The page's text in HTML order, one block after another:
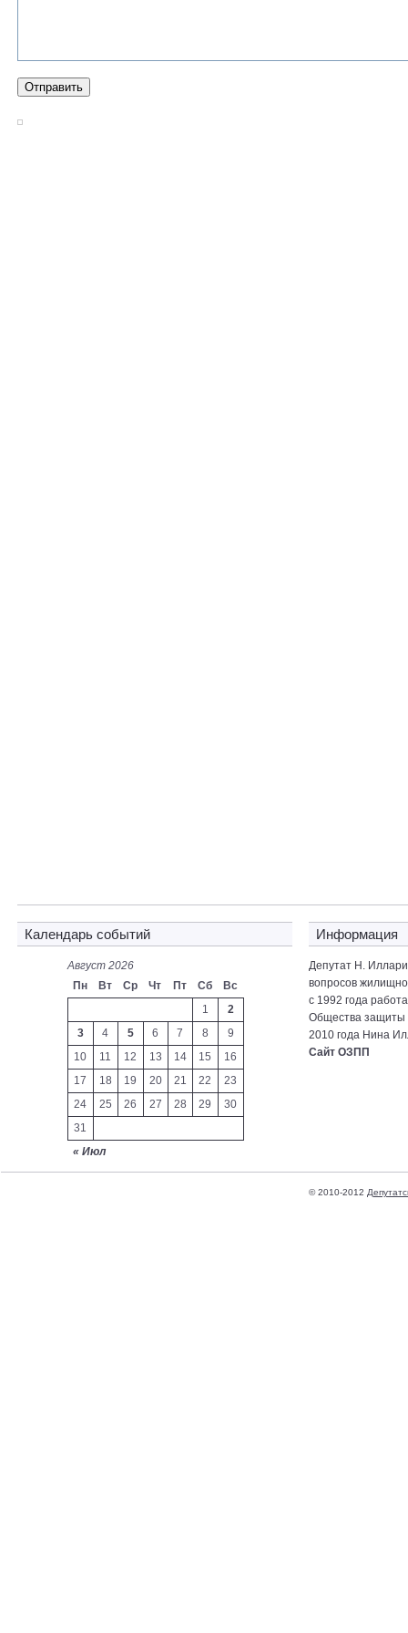
Календарь событий
Август 2026
Пн
Вт Ср Чт Пт Сб Вс
« Июл
1
2
3
4 5 6 7 8
9
10
11 12 13 14 15
16
17
18 19 20 21 22
23
24
25 26 27 28 29
30
31
Информация
Депутат Н.
вопросов
с 1992 года
Общества защиты
2010 года Нина
Сайт ОЗПП
© 2010-2012